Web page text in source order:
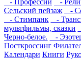
- Профессии
-
Сельский пейзаж
-
- Стимпанк
-
мультфильмы, сказки
Черно-белое.
-
Посткроссинг
Календари Книги